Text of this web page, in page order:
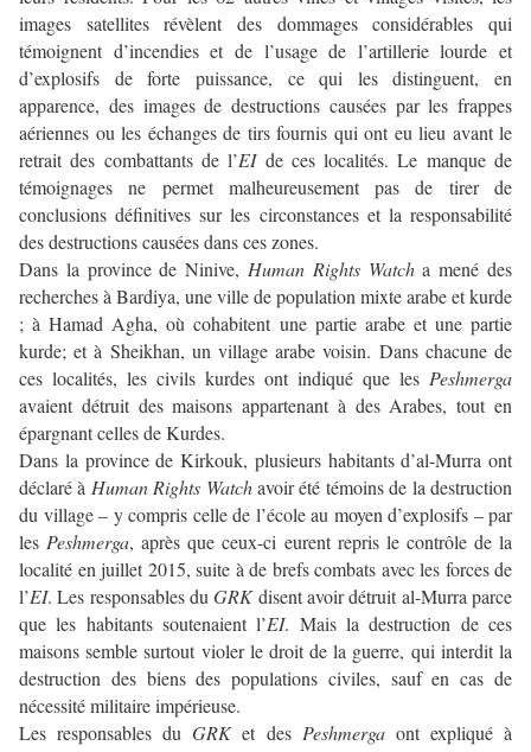
images satellites révèlent des dommages considérables qui
témoignent d’incendies et de l’usage de l’artillerie lourde et
d’explosifs de forte puissance, ce qui les distinguent, en
apparence, des images de destructions causées par les frappes
aériennes ou les échanges de tirs fournis qui ont eu lieu avant le
retrait des combattants de l’EIde ces localités. Le manque de
témoignages ne permet malheureusement pas de tirer de
conclusions définitives sur les circonstances et la responsabilité
des destructions causées dans ces zones.
Dans la province de Ninive, Human Rights Watcha mené des
recherches à Bardiya, une ville de population mixte arabe et kurde
; à Hamad Agha, où cohabitent une partie arabe et une partie
kurde; et à Sheikhan, un village arabe voisin. Dans chacune de
ces localités, les civils kurdes ont indiqué que les Peshmerga
avaient détruit des maisons appartenant à des Arabes, tout en
épargnant celles de Kurdes.
Dans la province de Kirkouk, plusieurs habitants d’al-Murra ont
déclaré à Human Rights Watchavoir été témoins de la destruction
du village – y compris celle de l’école au moyen d’explosifs – par
les Peshmerga, après que ceux-ci eurent repris le contrôle de la
localité en juillet 2015, suite à de brefs combats avec les forces de
l’EI. Les responsables duGRKdisent avoir détruit al-Murra parce
que les habitants soutenaient l’EI. Mais la destruction de ces
maisons semble surtout violer le droit de la guerre, qui interdit la
destruction des biens des populations civiles, sauf en cas de
nécessité militaire impérieuse.
Les responsables duGRKet des Peshmergaont expliqué à